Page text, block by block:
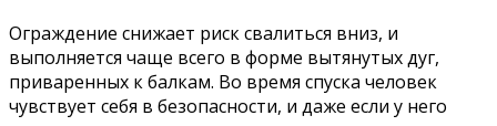
Ограждение снижает риск свалиться вниз, и
выполняется чаще всего в форме вытянутых дуг,
приваренных к балкам. Во время спуска человек
чувствует себя в безопасности, и даже если у него